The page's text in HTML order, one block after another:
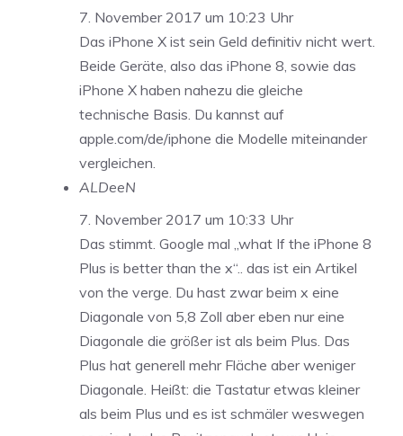
7. November 2017 um 10:23 Uhr
Das iPhone X ist sein Geld definitiv nicht wert.
Beide Geräte, also das iPhone 8, sowie das
iPhone X haben nahezu die gleiche
technische Basis. Du kannst auf
apple.com/de/iphone die Modelle miteinander
vergleichen.
ALDeeN
7. November 2017 um 10:33 Uhr
Das stimmt. Google mal „what If the iPhone 8
Plus is better than the x“.. das ist ein Artikel
von the verge. Du hast zwar beim x eine
Diagonale von 5,8 Zoll aber eben nur eine
Diagonale die größer ist als beim Plus. Das
Plus hat generell mehr Fläche aber weniger
Diagonale. Heißt: die Tastatur etwas kleiner
als beim Plus und es ist schmäler weswegen